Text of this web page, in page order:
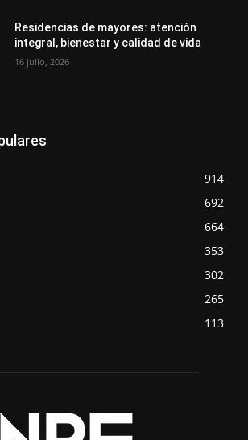
Residencias de mayores: atención
integral, bienestar y calidad de vida
16 julio, 2026
914
692
664
353
302
265
113